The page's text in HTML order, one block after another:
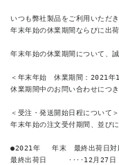
いつも弊社製品をご利用いただ
年末年始の休業期間ならびに出
年末年始の休業期間について、
＜年末年始　休業期間：2021
休業期間中のお問い合わせにつ
＜受注・発送開始日程について＞
年末年始の注文受付期間、並び
●2021年　 年末　最終出荷日対
最終出荷日　　　････12月27日